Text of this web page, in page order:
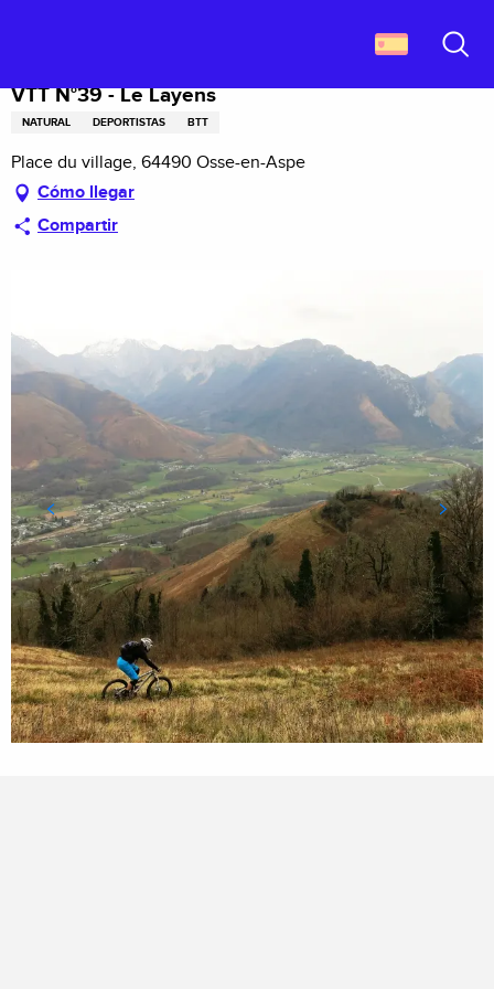
principal
VTT N°39 - Le Layens
NATURAL DEPORTISTAS BTT
Place du village, 64490 Osse-en-Aspe
Cómo llegar
Compartir